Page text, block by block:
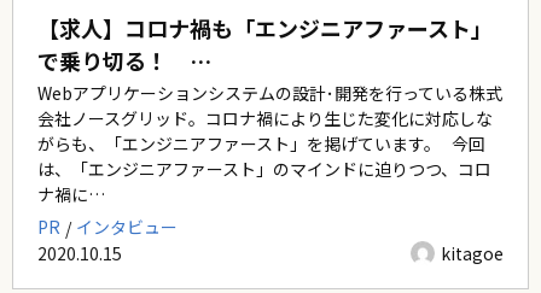
【求人】コロナ禍も「エンジニアファースト」
で乗り切る！ …
Webアプリケーションシステムの設計･開発を行っている株式
会社ノースグリッド。コロナ禍により生じた変化に対応しな
がらも、「エンジニアファースト」を掲げています。 今回
は、「エンジニアファースト」のマインドに迫りつつ、コロ
ナ禍に…
PR
インタビュー
2020.10.15
kitagoe